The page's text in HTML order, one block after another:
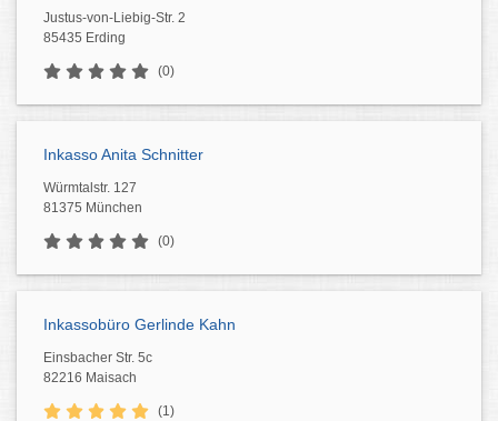
Justus-von-Liebig-Str. 2
85435 Erding
(0)
Inkasso Anita Schnitter
Würmtalstr. 127
81375 München
(0)
Inkassobüro Gerlinde Kahn
Einsbacher Str. 5c
82216 Maisach
(1)